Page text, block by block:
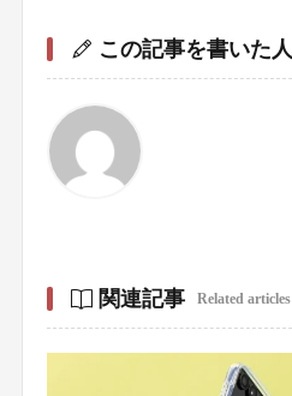
この記事を書いた人
関連記事 Related articles